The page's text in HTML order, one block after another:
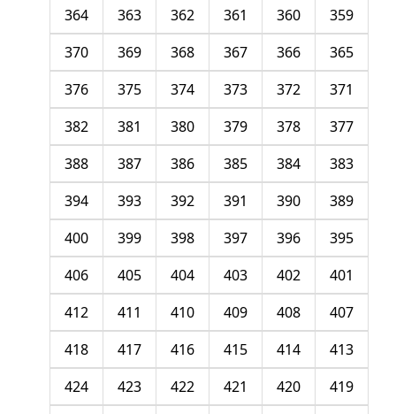
359
360
361
362
363
364
365
366
367
368
369
370
371
372
373
374
375
376
377
378
379
380
381
382
383
384
385
386
387
388
389
390
391
392
393
394
395
396
397
398
399
400
401
402
403
404
405
406
407
408
409
410
411
412
413
414
415
416
417
418
419
420
421
422
423
424